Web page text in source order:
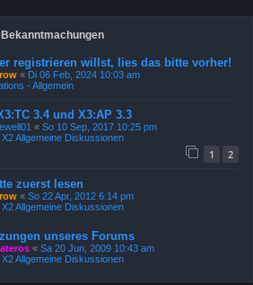
Bekanntmachungen
registrieren willst, lies das bitte vorher!
« Di 06 Feb, 2024 10:03 am
- Allgemein
3.4 und X3:AP 3.3
« So 10 Sep, 2017 10:25 pm
Allgemeine Diskussionen
1 2
zuerst lesen
« So 22 Apr, 2012 6:14 pm
Allgemeine Diskussionen
unseres Forums
« Sa 20 Jun, 2009 10:43 am
Allgemeine Diskussionen